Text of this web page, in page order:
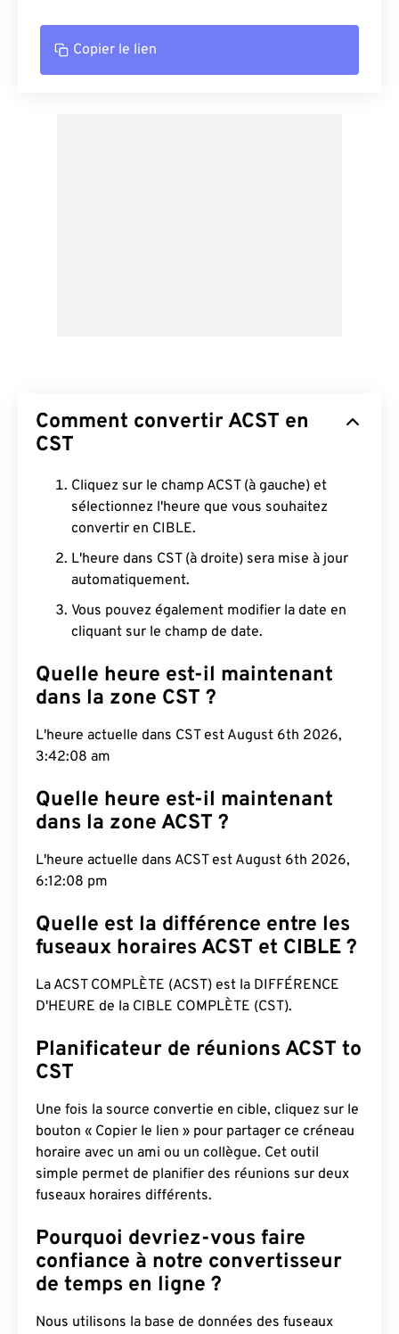
Copier le lien
Comment convertir ACST en
CST
Cliquez sur le champ ACST (à gauche) et
sélectionnez l'heure que vous souhaitez
convertir en CIBLE.
L'heure dans CST (à droite) sera mise à jour
automatiquement.
Vous pouvez également modifier la date en
cliquant sur le champ de date.
Quelle heure est-il maintenant
dans la zone CST ?
L'heure actuelle dans CST est August 6th 2026,
3:42:09 am
Quelle heure est-il maintenant
dans la zone ACST ?
L'heure actuelle dans ACST est August 6th 2026,
6:12:09 pm
Quelle est la différence entre les
fuseaux horaires ACST et CIBLE ?
La ACST COMPLÈTE (ACST) est la DIFFÉRENCE
D'HEURE de la CIBLE COMPLÈTE (CST).
Planificateur de réunions ACST to
CST
Une fois la source convertie en cible, cliquez sur le
bouton « Copier le lien » pour partager ce créneau
horaire avec un ami ou un collègue. Cet outil
simple permet de planifier des réunions sur deux
fuseaux horaires différents.
Pourquoi devriez-vous faire
confiance à notre convertisseur
de temps en ligne ?
Nous utilisons la base de données des fuseaux